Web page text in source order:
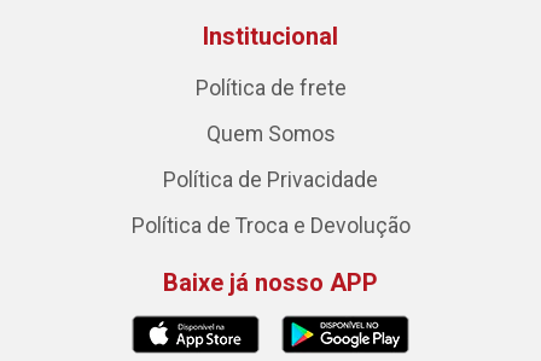
Institucional
Política de frete
Quem Somos
Política de Privacidade
Política de Troca e Devolução
Baixe já nosso APP